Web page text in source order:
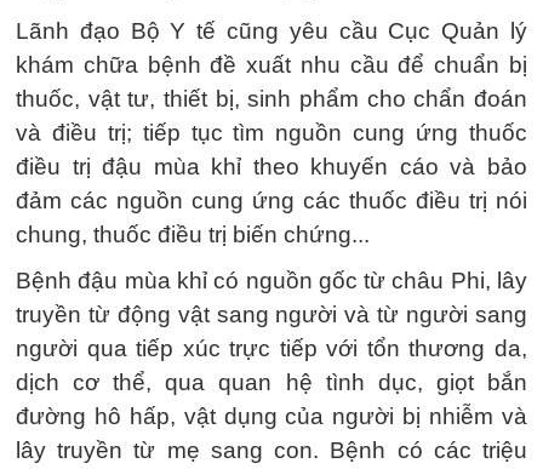
Lãnh đạo Bộ Y tế cũng yêu cầu Cục Quản lý
khám chữa bệnh đề xuất nhu cầu để chuẩn bị
thuốc, vật tư, thiết bị, sinh phẩm cho chẩn đoán
và điều trị; tiếp tục tìm nguồn cung ứng thuốc
điều trị đậu mùa khỉ theo khuyến cáo và bảo
đảm các nguồn cung ứng các thuốc điều trị nói
chung, thuốc điều trị biến chứng...
Bệnh đậu mùa khỉ có nguồn gốc từ châu Phi, lây
truyền từ động vật sang người và từ người sang
người qua tiếp xúc trực tiếp với tổn thương da,
dịch cơ thể, qua quan hệ tình dục, giọt bắn
đường hô hấp, vật dụng của người bị nhiễm và
lây truyền từ mẹ sang con. Bệnh có các triệu